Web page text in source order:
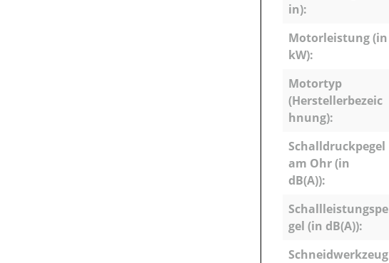
in):
Motorleistung (in
kW):
Motortyp
(Herstellerbezeic
hnung):
Schalldruckpegel
am Ohr (in
dB(A)):
Schallleistungspe
gel (in dB(A)):
Schneidwerkzeug